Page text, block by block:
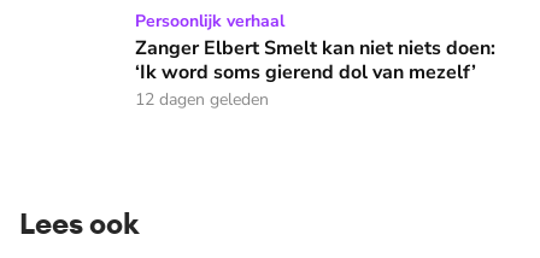
Zanger Elbert Smelt kan niet niets doen: ‘Ik word soms
Persoonlijk verhaal
Zanger Elbert Smelt kan niet niets doen:
‘Ik word soms gierend dol van mezelf’
12 dagen geleden
Lees ook